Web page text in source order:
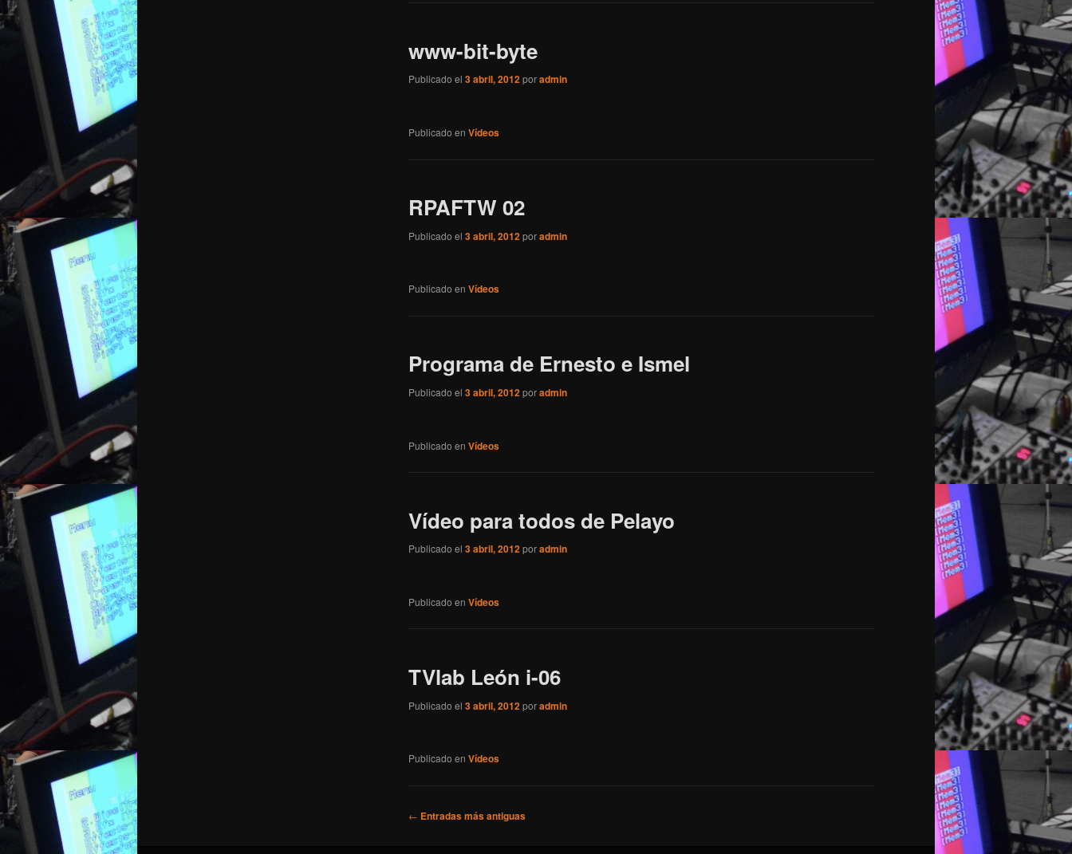
www-bit-byte
Publicado el 3 abril, 2012poradmin
Publicado en Vídeos
RPAFTW 02
Publicado el 3 abril, 2012poradmin
Publicado en Vídeos
Programa de Ernesto e Ismel
Publicado el 3 abril, 2012poradmin
Publicado en Vídeos
Vídeo para todos de Pelayo
Publicado el 3 abril, 2012poradmin
Publicado en Vídeos
TVlab León i-06
Publicado el 3 abril, 2012poradmin
Publicado en Vídeos
Navegador de artículos
← Entradas más antiguas